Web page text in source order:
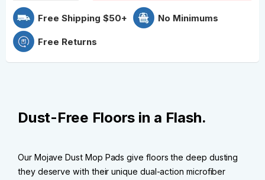
Free Shipping $50+ No Minimums
Free Returns
Dust-Free Floors in a Flash.
Our Mojave Dust Mop Pads give floors the deep dusting
they deserve with their unique dual-action microfiber